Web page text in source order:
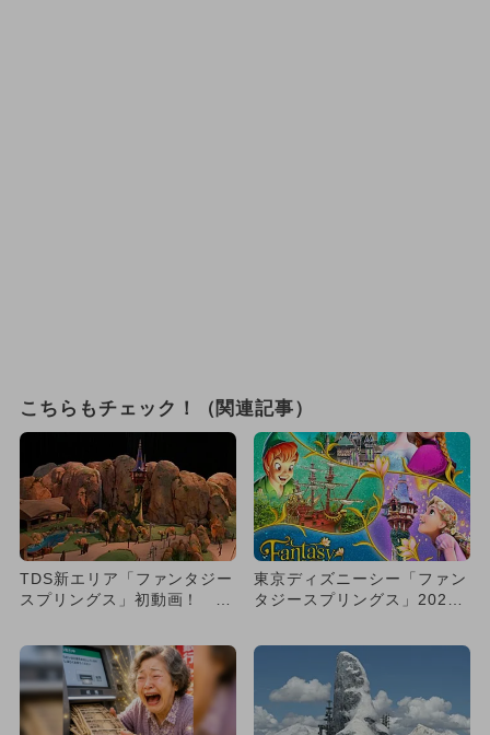
こちらもチェック！（関連記事）
TDS新エリア「ファンタジー
スプリングス」初動画！ 新
東京ディズニーシー「ファン
タジースプリングス」2024